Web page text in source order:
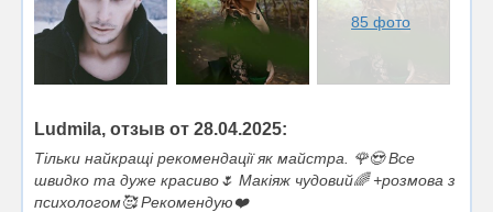
85 фото
Ludmila, отзыв от 28.04.2025:
Тільки найкращі рекомендації як майстра. 🌹😍 Все
швидко та дуже красиво🌷 Макіяж чудовий🌈 +розмова з
психологом🥰 Рекомендую❤️